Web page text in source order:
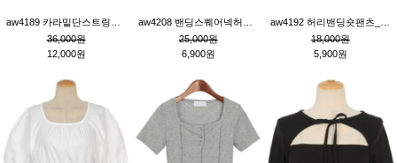
36,000원
12,000원
25,000원
6,900원
18,000원
5,900원